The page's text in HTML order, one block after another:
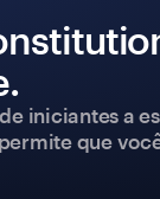
iniciantes a
que